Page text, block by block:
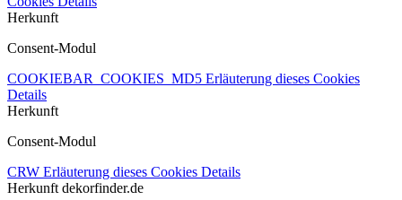
Herkunft
Consent-Modul
COOKIEBAR_COOKIES_MD5 Erläuterung dieses Cookies
Details
Herkunft
Consent-Modul
CRW Erläuterung dieses Cookies Details
Herkunft dekorfinder.de